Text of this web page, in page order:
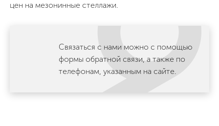
цен на мезонинные стеллажи.
Связаться с нами можно с помощью
формы обратной связи, а также по
телефонам, указанным на сайте.